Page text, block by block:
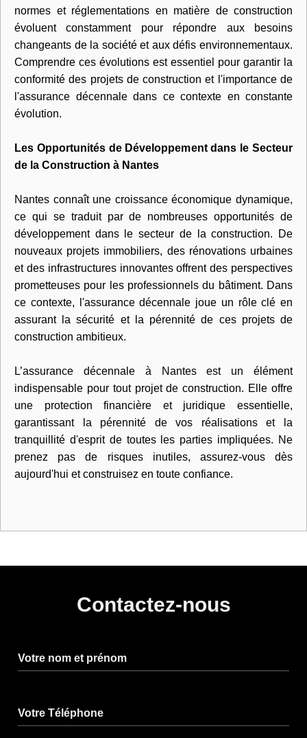
normes et réglementations en matière de construction
évoluent constamment pour répondre aux besoins
changeants de la société et aux défis environnementaux.
Comprendre ces évolutions est essentiel pour garantir la
conformité des projets de construction et l'importance de
l'assurance décennale dans ce contexte en constante
évolution.
Les Opportunités de Développement dans le Secteur
de la Construction à Nantes
Nantes connaît une croissance économique dynamique,
ce qui se traduit par de nombreuses opportunités de
développement dans le secteur de la construction. De
nouveaux projets immobiliers, des rénovations urbaines
et des infrastructures innovantes offrent des perspectives
prometteuses pour les professionnels du bâtiment. Dans
ce contexte, l'assurance décennale joue un rôle clé en
assurant la sécurité et la pérennité de ces projets de
construction ambitieux.
L’assurance décennale à Nantes est un élément
indispensable pour tout projet de construction. Elle offre
une protection financière et juridique essentielle,
garantissant la pérennité de vos réalisations et la
tranquillité d'esprit de toutes les parties impliquées. Ne
prenez pas de risques inutiles, assurez-vous dès
aujourd'hui et construisez en toute confiance.
Contactez-nous
Votre nom et prénom
Votre Téléphone